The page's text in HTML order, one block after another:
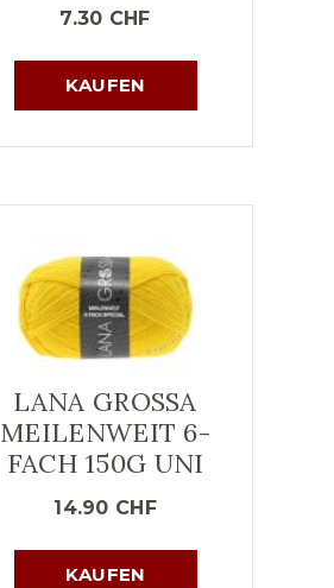
7.30 CHF
KAUFEN
LANA GROSSA
MEILENWEIT 6-
FACH 150G UNI
14.90 CHF
KAUFEN